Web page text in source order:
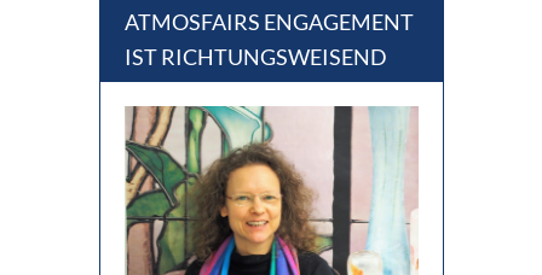
ATMOSFAIRS ENGAGEMENT
IST RICHTUNGSWEISEND